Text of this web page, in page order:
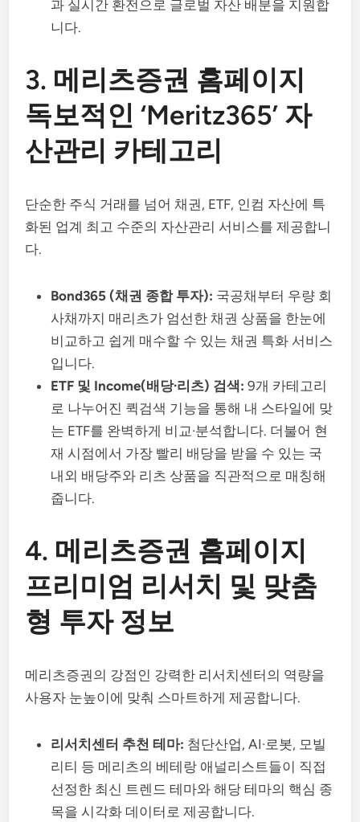
과 실시간 환전으로 글로벌 자산 배분을 지원합
니다.
3. 메리츠증권 홈페이지
독보적인 ‘Meritz365’ 자
산관리 카테고리
단순한 주식 거래를 넘어 채권, ETF, 인컴 자산에 특
화된 업계 최고 수준의 자산관리 서비스를 제공합니
다.
Bond365 (채권 종합 투자): 국공채부터 우량 회
사채까지 매리츠가 엄선한 채권 상품을 한눈에
비교하고 쉽게 매수할 수 있는 채권 특화 서비스
입니다.
ETF 및 Income(배당·리츠) 검색: 9개 카테고리
로 나누어진 퀵검색 기능을 통해 내 스타일에 맞
는 ETF를 완벽하게 비교·분석합니다. 더불어 현
재 시점에서 가장 빨리 배당을 받을 수 있는 국
내외 배당주와 리츠 상품을 직관적으로 매칭해
줍니다.
4. 메리츠증권 홈페이지
프리미엄 리서치 및 맞춤
형 투자 정보
메리츠증권의 강점인 강력한 리서치센터의 역량을
사용자 눈높이에 맞춰 스마트하게 제공합니다.
리서치센터 추천 테마: 첨단산업, AI·로봇, 모빌
리티 등 메리츠의 베테랑 애널리스트들이 직접
선정한 최신 트렌드 테마와 해당 테마의 핵심 종
목을 시각화 데이터로 제공합니다.